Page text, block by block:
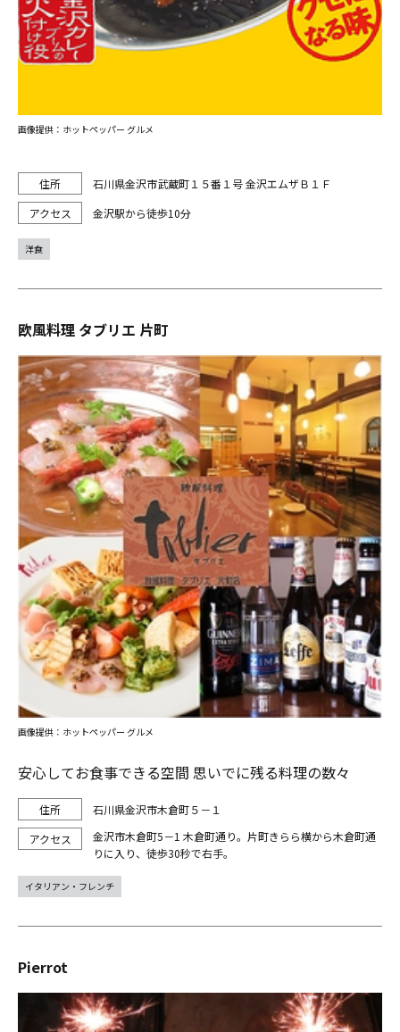
石川県金沢市武蔵町１５番１号 金沢エムザＢ１Ｆ
金沢駅から徒歩10分
画像提供：ホットペッパー グルメ
洋食
欧風料理 タブリエ 片町
安心してお食事できる空間 思いでに残る料理の数々
石川県金沢市木倉町５－１
金沢市木倉町5－1 木倉町通り。片町きらら横から木倉町通
りに入り、徒歩30秒で右手。
画像提供：ホットペッパー グルメ
イタリアン・フレンチ
Pierrot